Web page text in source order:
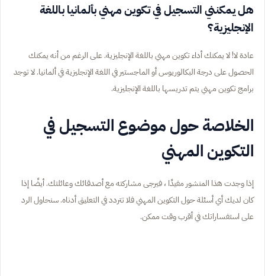
هل يمكنني التسجيل في تكوين مهني بألمانيا باللغة
الإنجليزية؟
عادة لا! لا يمكنك أداء تكوين مهني باللغة الإنجليزية. على الرغم من أنه يمكنك
الحصول على درجة البكالوريوس أو الماجستير في اللغة الإنجليزية في ألمانيا. لا توجد
برامج تكوين مهني يتم تدريسها باللغة الإنجليزية.
الخلاصة حول موضوع التسجيل في
التكوين المهني
إذا وجدت هذا المنشور مفيدًا ، فيرجى مشاركته مع أصدقائك وعائلتك. أيضًا إذا
كان لديك أي أسئلة حول التكوين المهني فلا تتردد في التعليق أدناه. سنحاول الرد
على استفساراتك في أقرب وقت ممكن.